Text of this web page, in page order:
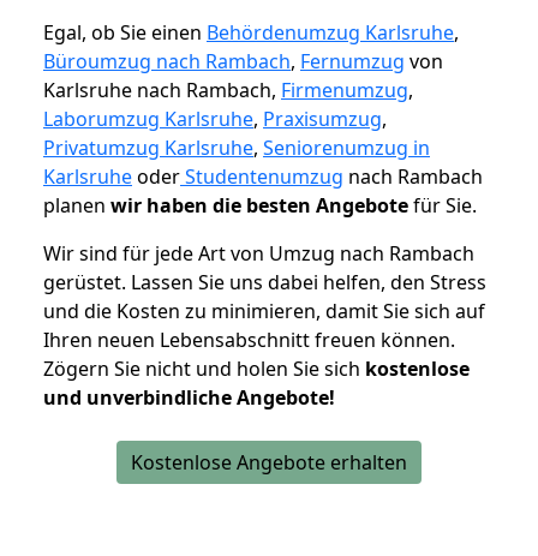
Egal, ob Sie einen Behördenumzug Karlsruhe,
Büroumzug nach Rambach, Fernumzug von
Karlsruhe nach Rambach, Firmenumzug,
Laborumzug Karlsruhe, Praxisumzug,
Privatumzug Karlsruhe, Seniorenumzug in
KarlsruheoderStudentenumzug nach Rambach
planen wir haben die besten Angebotefür Sie.
Wir sind für jede Art von Umzug nach Rambach
gerüstet. Lassen Sie uns dabei helfen, den Stress
und die Kosten zu minimieren, damit Sie sich auf
Ihren neuen Lebensabschnitt freuen können.
Zögern Sie nicht und holen Sie sich kostenlose
und unverbindliche Angebote!
Kostenlose Angebote erhalten